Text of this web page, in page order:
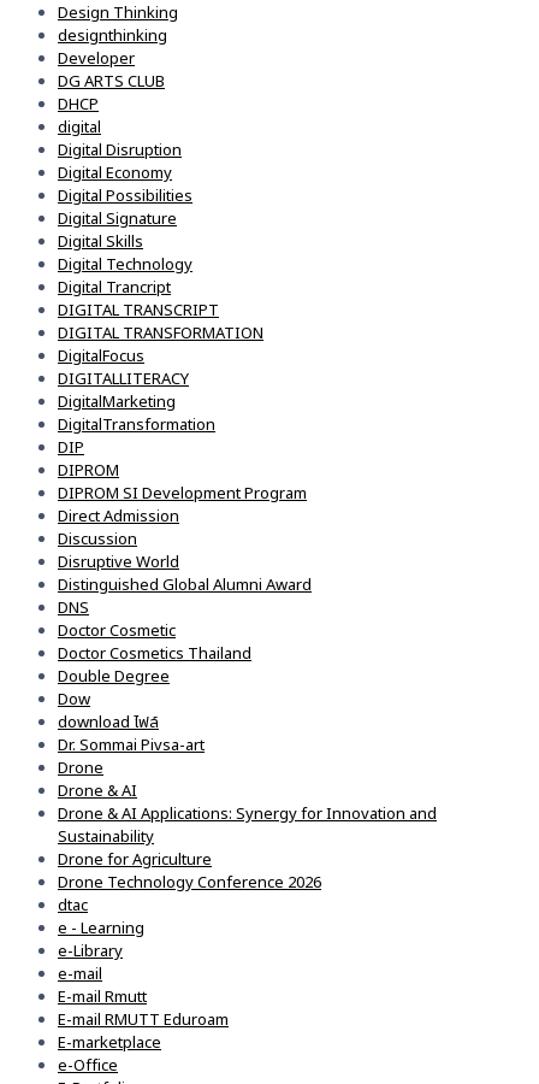
Design Thinking
designthinking
Developer
DG ARTS CLUB
DHCP
digital
Digital Disruption
Digital Economy
Digital Possibilities
Digital Signature
Digital Skills
Digital Technology
Digital Trancript
DIGITAL TRANSCRIPT
DIGITAL TRANSFORMATION
DigitalFocus
DIGITALLITERACY
DigitalMarketing
DigitalTransformation
DIP
DIPROM
DIPROM SI Development Program
Direct Admission
Discussion
Disruptive World
Distinguished Global Alumni Award
DNS
Doctor Cosmetic
Doctor Cosmetics Thailand
Double Degree
Dow
download ไฟล์
Dr. Sommai Pivsa-art
Drone
Drone & AI
Drone & AI Applications: Synergy for Innovation and
Sustainability
Drone for Agriculture
Drone Technology Conference 2026
dtac
e - Learning
e-Library
e-mail
E-mail Rmutt
E-mail RMUTT Eduroam
E-marketplace
e-Office